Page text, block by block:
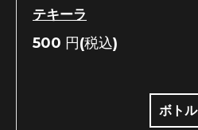
テキーラ
500 円(税込)
ボトル